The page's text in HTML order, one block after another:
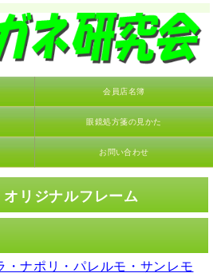
会員店名簿
眼鏡処方箋の見かた
お問い合わせ
リジナルフレーム
・ナポリ・パレルモ・サンレモ